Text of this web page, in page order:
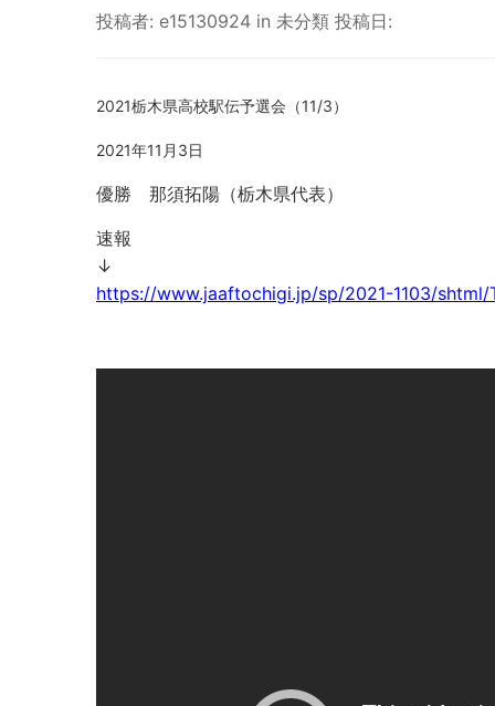
投稿者: e15130924 in 未分類 投稿日:
2021栃木県高校駅伝予選会（11/3）
2021年11月3日
優勝 那須拓陽（栃木県代表）
速報
↓
https://www.jaaftochigi.jp/sp/2021-1103/shtml/